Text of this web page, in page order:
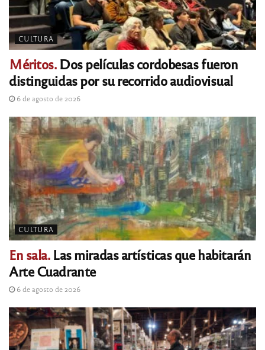
CULTURA
Méritos.Dos películas cordobesas fueron
distinguidas por su recorrido audiovisual
6 de agosto de 2026
CULTURA
En sala.Las miradas artísticas que habitarán
Arte Cuadrante
6 de agosto de 2026